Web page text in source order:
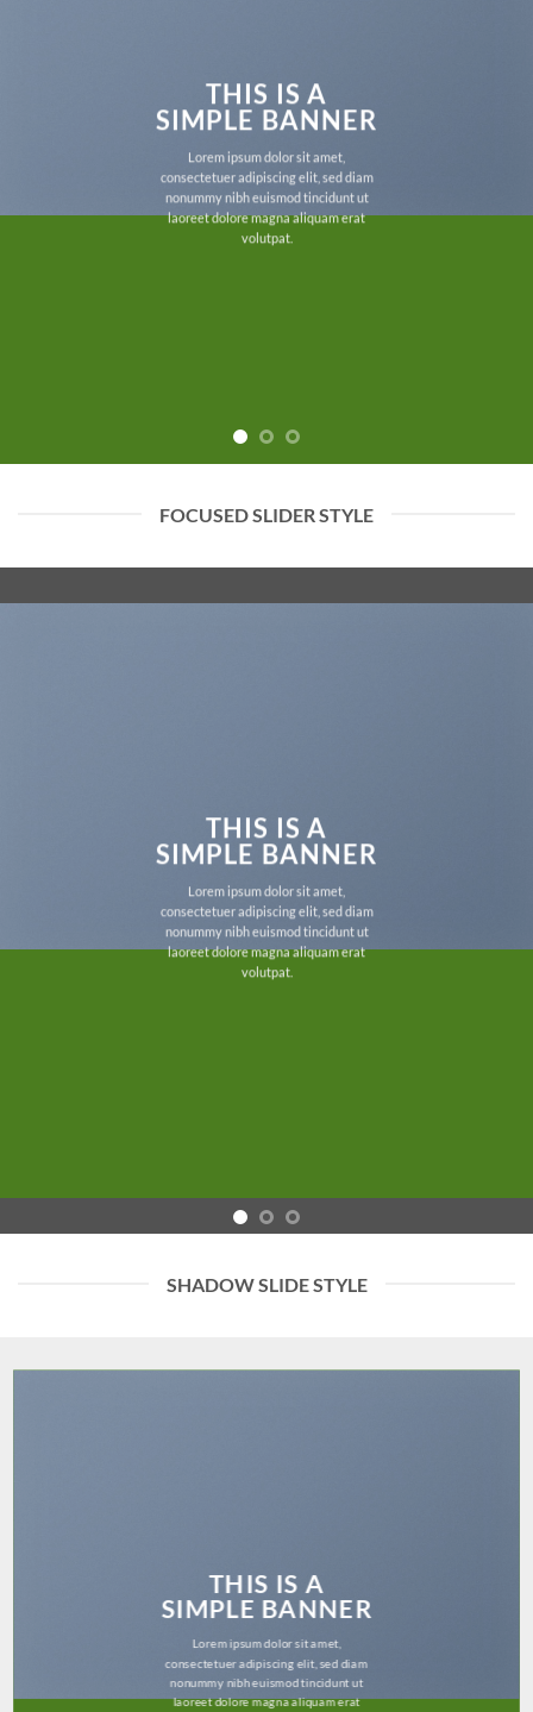
THIS IS A
SIMPLE BANNER
Lorem ipsum dolor sit amet,
consectetuer adipiscing elit, sed diam
nonummy nibh euismod tincidunt ut
laoreet dolore magna aliquam erat
volutpat.
FOCUSED SLIDER STYLE
THIS IS A
SIMPLE BANNER
Lorem ipsum dolor sit amet,
consectetuer adipiscing elit, sed diam
nonummy nibh euismod tincidunt ut
laoreet dolore magna aliquam erat
volutpat.
SHADOW SLIDE STYLE
THIS IS A
SIMPLE BANNER
Lorem ipsum dolor sit amet,
consectetuer adipiscing elit, sed diam
nonummy nibh euismod tincidunt ut
laoreet dolore magna aliquam erat